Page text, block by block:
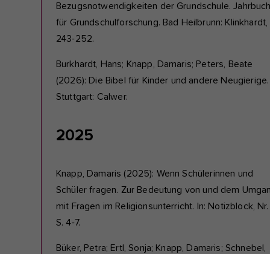
Bezugsnotwendigkeiten der Grundschule.
für Grundschulforschung. Bad Heilbrunn: Klinkhardt,
243-252.
Burkhardt, Hans; Knapp, Damaris; Peters, Beate
(2026): Die Bibel für Kinder und andere Neugierige.
Stuttgart: Calwer.
2025
Knapp, Damaris (2025): Wenn Schülerinnen und
Schüler fragen. Zur Bedeutung von und dem
mit Fragen im Religionsunterricht. In: Notizblock, Nr.
S. 4-7.
Büker, Petra; Ertl, Sonja; Knapp, Damaris; Schnebel,